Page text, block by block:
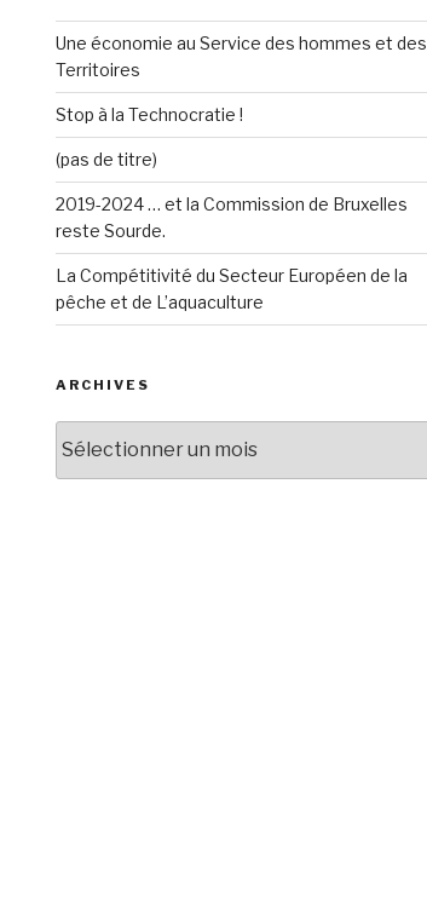
Une économie au Service des hommes et des
Territoires
Stop à la Technocratie !
(pas de titre)
2019-2024 … et la Commission de Bruxelles
reste Sourde.
La Compétitivité du Secteur Européen de la
pêche et de L’aquaculture
ARCHIVES